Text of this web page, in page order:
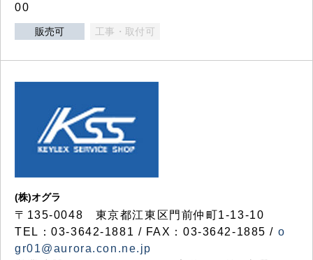
00
販売可 工事・取付可
(株)オグラ
〒135-0048 東京都江東区門前仲町1-13-10
TEL：03-3642-1881 / FAX：03-3642-1885 / o
gr01@aurora.con.ne.jp